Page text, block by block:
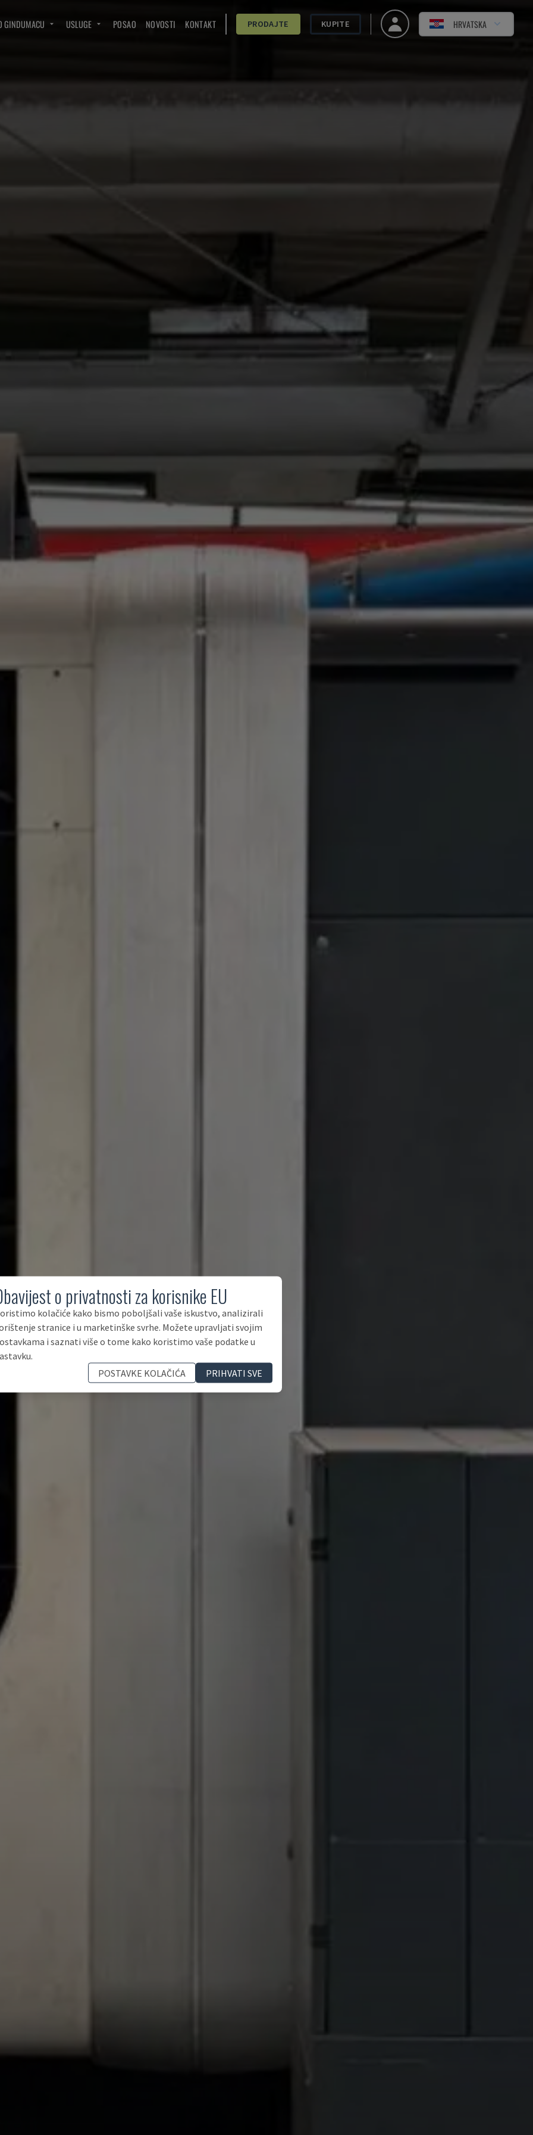
GINDUMACU USLUGE POSAO NOVOSTI KONTAKT PRODAJTE KUPITE HRVATSKA
o privatnosti za korisnike EU
kolačiće kako bismo poboljšali vaše iskustvo, analizirali
stranice i u marketinške svrhe. Možete upravljati svojim
i saznati više o tome kako koristimo vaše podatke u
POSTAVKE KOLAČIĆA
PRIHVATI SVE